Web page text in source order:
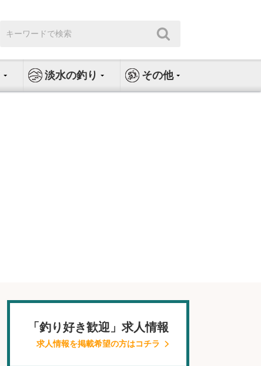
索:
淡水の釣り その他
「釣り好き歓迎」求人情報
求人情報を掲載希望の方はコチラ